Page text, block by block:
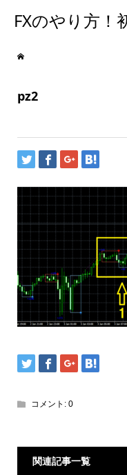
FXのやり方！
300PIPSを達
【メンタルFX】
pz2
コメント: 0
関連記事一覧